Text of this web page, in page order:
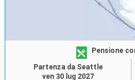
Pensione
Partenza da Seattle
ven 30 lug 2027